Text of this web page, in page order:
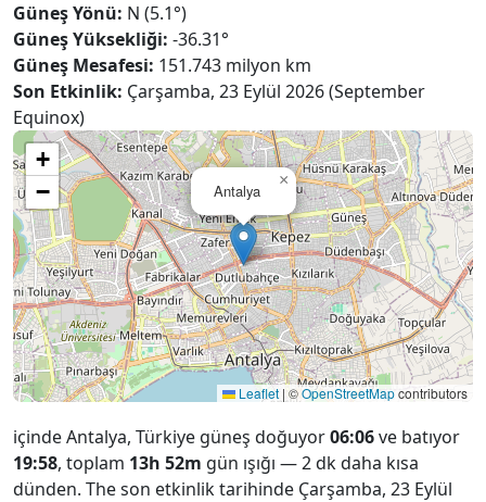
Güneş Yönü: N (5.1°)
Güneş Yüksekliği: -36.31°
Güneş Mesafesi: 151.743 milyon km
Son Etkinlik: Çarşamba, 23 Eylül 2026 (September
Equinox)
Antalya
×
+
−
Leaflet |©OpenStreetMapcontributors
içinde Antalya, Türkiye güneş doğuyor06:06ve batıyor
19:58, toplam 13h 52m gün ışığı — 2 dk daha kısa
dünden. The son etkinlik tarihinde Çarşamba, 23 Eylül